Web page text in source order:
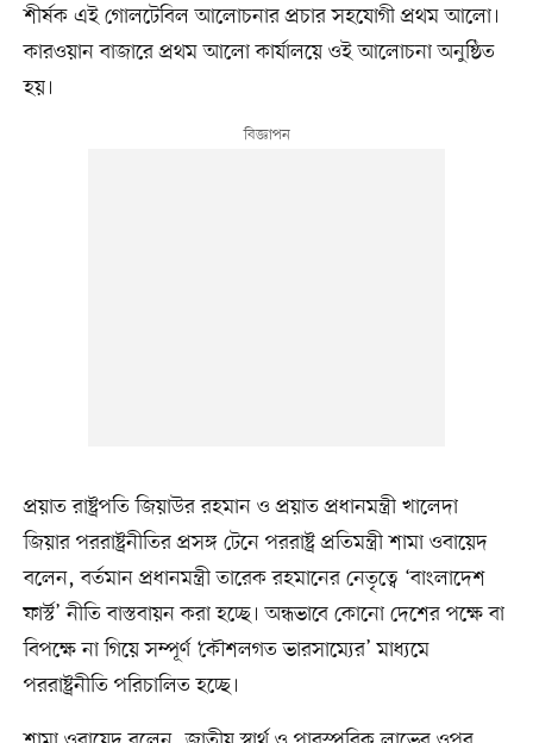
শীর্ষক এই গোলটেবিল আলোচনার প্রচার সহযোগী প্রথম আলো।
কারওয়ান বাজারে প্রথম আলো কার্যালয়ে ওই আলোচনা অনুষ্ঠিত
হয়।
প্রয়াত রাষ্ট্রপতি জিয়াউর রহমান ও প্রয়াত প্রধানমন্ত্রী খালেদা
জিয়ার পররাষ্ট্রনীতির প্রসঙ্গ টেনে পররাষ্ট্র প্রতিমন্ত্রী শামা ওবায়েদ
বলেন, বর্তমান প্রধানমন্ত্রী তারেক রহমানের নেতৃত্বে ‘বাংলাদেশ
ফার্স্ট’ নীতি বাস্তবায়ন করা হচ্ছে। অন্ধভাবে কোনো দেশের পক্ষে বা
বিপক্ষে না গিয়ে সম্পূর্ণ ‘কৌশলগত ভারসাম্যের’ মাধ্যমে
পররাষ্ট্রনীতি পরিচালিত হচ্ছে।